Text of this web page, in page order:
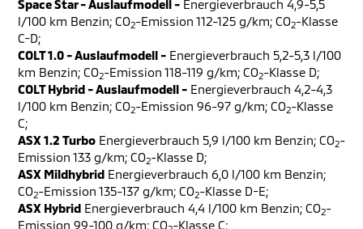
Space Star - Auslaufmodell - Energieverbrauch 4,9-5,5
l/100 km Benzin; CO2-Emission 112-125 g/km; CO2-Klasse
C-D;
COLT 1.0 - Auslaufmodell - Energieverbrauch 5,2-5,3 l/100
km Benzin; CO2-Emission 118-119 g/km; CO2-Klasse D;
COLT Hybrid - Auslaufmodell - Energieverbrauch 4,2-4,3
l/100 km Benzin; CO2-Emission 96-97 g/km; CO2-Klasse
C;
ASX 1.2 Turbo Energieverbrauch 5,9 l/100 km Benzin; CO2-
Emission 133 g/km; CO2-Klasse D;
ASX Mildhybrid Energieverbrauch 6,0 l/100 km Benzin;
CO2-Emission 135-137 g/km; CO2-Klasse D-E;
ASX Hybrid Energieverbrauch 4,4 l/100 km Benzin; CO2-
Emission 99-100 g/km; CO -Klasse C;